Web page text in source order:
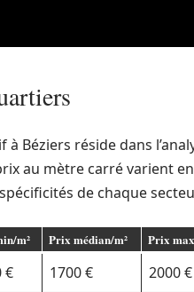
Béziers réside dans
au mètre carré varient
de chaque
m² Prix médian/m² Prix
€ 1700 € 2000 €